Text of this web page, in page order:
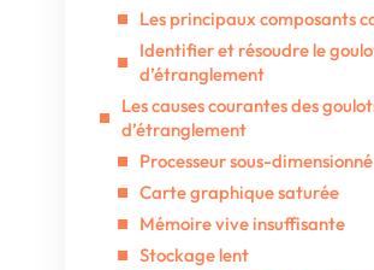
Les principaux composants
Identifier et résoudre le
d’étranglement
Les causes courantes des
d’étranglement
Processeur sous-dimensionné
Carte graphique saturée
Mémoire vive insuffisante
Stockage lent